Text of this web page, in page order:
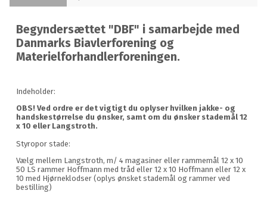
Begyndersættet "DBF" i samarbejde med
Danmarks Biavlerforening og
Materielforhandlerforeningen.
Indeholder:
OBS! Ved ordre er det vigtigt du oplyser hvilken jakke- og
handskestørrelse du ønsker, samt om du ønsker stademål 12
x 10 eller Langstroth.
Styropor stade:
Vælg mellem Langstroth, m/ 4 magasiner eller rammemål 12 x 10
50 LS rammer Hoffmann med tråd eller 12 x 10 Hoffmann eller 12 x
10 med Hjørneklodser (oplys ønsket stademål og rammer ved
bestilling)